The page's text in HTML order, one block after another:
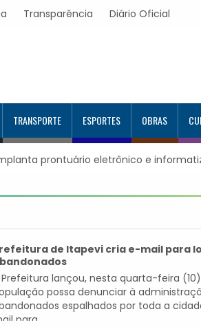
Transparência Diário Oficial
TRANSPORTE ESPORTES OBRAS
prontuário eletrônico e
de Itapevi cria e-mail para
Prefeitura lançou, nesta quarta-feira
possa denunciar à
espalhados por toda a
para...